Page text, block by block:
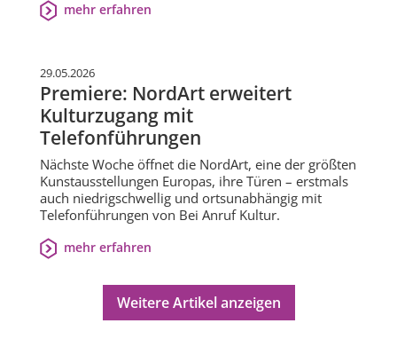
mehr erfahren
29.05.2026
Premiere: NordArt erweitert
Kulturzugang mit
Telefonführungen
Nächste Woche öffnet die NordArt, eine der größten
Kunstausstellungen Europas, ihre Türen – erstmals
auch niedrigschwellig und ortsunabhängig mit
Telefonführungen von Bei Anruf Kultur.
mehr erfahren
Weitere Artikel anzeigen